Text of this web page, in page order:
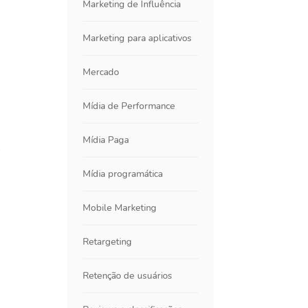
Marketing de Influência
Marketing para aplicativos
Mercado
Mídia de Performance
Mídia Paga
Mídia programática
Mobile Marketing
Retargeting
Retenção de usuários